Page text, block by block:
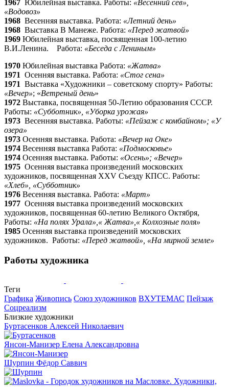
1967 Юбилейная выставка. Работы: «Весенний сев»,
«Водовоз»
1968 Весенняя выставка. Работа: «Летний день»
1968 Выставка В Манеже. Работа: «Перед жатвой»
1969 Юбилейная выставка, посвященная 100-летию
В.И.Ленина. Работа: «Беседа с Лениным»
1970 Юбилейная выставка Работа: «Жатва»
1971 Осенняя выставка. Работа: «Стог сена»
1971 Выставка «Художники – советскому спорту» Работы:
«Вечер»; «Ветреный день»
1972 Выставка, посвященная 50-Летию образования СССР.
Работы: «Субботник», «Уборка урожая»
1973 Весенняя выставка. Работы: «Пейзаж с комбайном»; «У
озера»
1973 Осенняя выставка. Работа: «Вечер на Оке»
1974 Весенняя выставка Работа: «Подмосковье»
1974 Осенняя выставка. Работы: «Осень»; «Вечер»
1975 Осенняя выставка произведений московских
художников, посвященная XXV Съезду КПСС. Работы:
«Хлеб», «Субботник»
1976 Весенняя выставка. Работа: «Март»
1977 Осенняя выставка произведений московских
художников, посвященная 60-летию Великого Октября,
Работы: «На полях Урала»,« Жатва»,« Колхозные поля»
1985 Осенняя выставка произведений московских
художников. Работы: «Перед жатвой», «На мирной земле»
Работы художника
Теги
Графика Живопись Союз художников ВХУТЕМАС Пейзаж
Соцреализм
Близкие художники
Буртасенков Алексей Николаевич
Янсон-Манизер Елена Александровна
Шурпин Фёдор Саввич